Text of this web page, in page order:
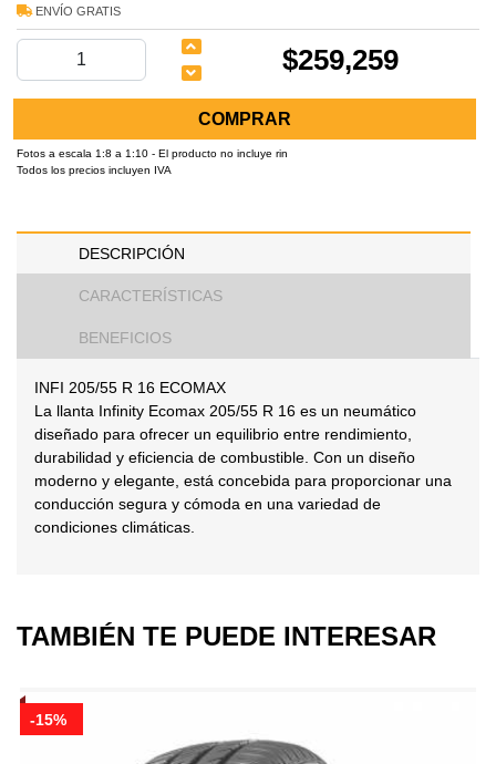
ENVÍO GRATIS
$259,259
COMPRAR
Fotos a escala 1:8 a 1:10 - El producto no incluye rin
Todos los precios incluyen IVA
DESCRIPCIÓN
CARACTERÍSTICAS
BENEFICIOS
INFI 205/55 R 16 ECOMAX
La llanta Infinity Ecomax 205/55 R 16 es un neumático
diseñado para ofrecer un equilibrio entre rendimiento,
durabilidad y eficiencia de combustible. Con un diseño
moderno y elegante, está concebida para proporcionar una
conducción segura y cómoda en una variedad de
condiciones climáticas.
TAMBIÉN TE PUEDE INTERESAR
-15%